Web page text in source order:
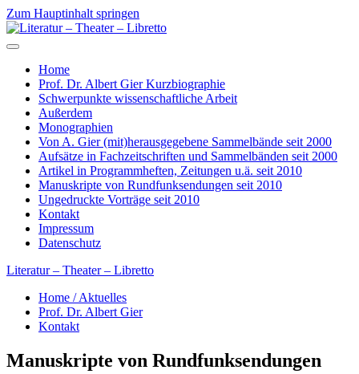
Zum Hauptinhalt springen
Home
Prof. Dr. Albert Gier Kurzbiographie
Schwerpunkte wissenschaftliche Arbeit
Außerdem
Monographien
Von A. Gier (mit)herausgegebene Sammelbände seit 2000
Aufsätze in Fachzeitschriften und Sammelbänden seit 2000
Artikel in Programmheften, Zeitungen u.ä. seit 2010
Manuskripte von Rundfunksendungen seit 2010
Ungedruckte Vorträge seit 2010
Kontakt
Impressum
Datenschutz
Literatur – Theater – Libretto
Home / Aktuelles
Prof. Dr. Albert Gier
Kontakt
Manuskripte von Rundfunksendungen